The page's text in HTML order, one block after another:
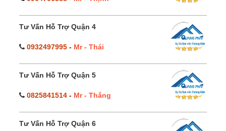
Tư Vấn Hỗ Trợ Quận 4
0932497995 - Mr - Thái
Tư Vấn Hỗ Trợ Quận 5
0825841514 - Mr - Thắng
Tư Vấn Hỗ Trợ Quận 6